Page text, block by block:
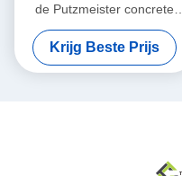
de Putzmeister concrete
mixer Hydraulisch voor
Concrete Pomp
Krijg Beste Prijs